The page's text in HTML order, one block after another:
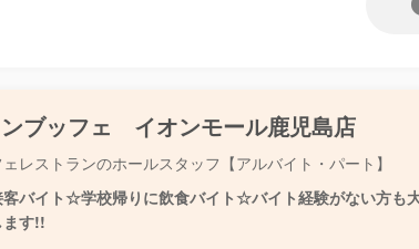
ブッフェ イオンモール鹿児島店
レストランのホールスタッフ【アルバイト・パート】
客バイト☆学校帰りに飲食バイト☆バイト経験がない方も
す!!